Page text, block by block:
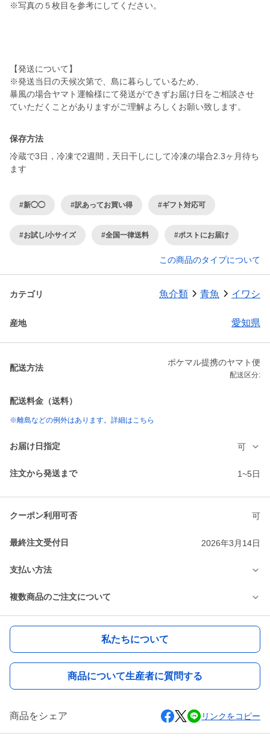
※写真の５枚目を参考にしてください。
【発送について】
※発送当日の天候次第で、島に暮らしているため、
暴風の場合ヤマト運輸様にて発送ができずお届け日をご相談させ
ていただくことがありますがご理解よろしくお願い致します。
保存方法
冷蔵で3日，冷凍で2週間，天日干しにして冷凍の場合2.3ヶ月待ち
ます
#新◯◯ #訳あってお買い得 #ギフト対応可
#お試し/小サイズ #全国一律送料 #ポストにお届け
この商品のタイプについて
カテゴリ 魚介類 青魚 イワシ
産地 愛知県
配送方法
ポケマル提携のヤマト便
配送区分:
配送料金（送料）
※離島などの例外はあります。詳細はこちら
お届け日指定 可
注文から発送まで 1~5日
クーポン利用可否 可
最終注文受付日 2026年3月14日
支払い方法
複数商品のご注文について
私たちについて
商品について生産者に質問する
商品をシェア リンクをコピー